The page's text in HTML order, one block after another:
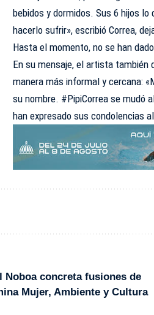
bebidos y dormidos. Sus 6 hijos
hacerlo sufrir», escribió Correa,
Hasta el momento, no se han
En su mensaje, el artista también
manera más informal y cercana:
su nombre. #PipiCorrea se mudó
han expresado sus condolencias
Noboa concreta fusiones de
Mujer, Ambiente y Cultura